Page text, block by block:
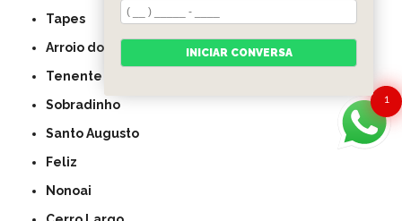
Tapes
Arroio dos Ratos
Tenente Portela
Sobradinho
Santo Augusto
Feliz
Nonoai
1
INICIAR CONVERSA